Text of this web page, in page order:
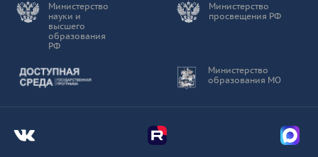
Министерство
науки и
высшего
образования
РФ
Министерство
просвещения РФ
Министерство
образования МО
Доступная среда
Мы во Вконтакте Мы в Telegram Мы в